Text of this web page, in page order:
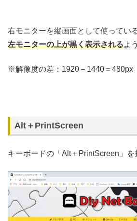
右モニターを縦画面として使ってい
左モニターの上が黒く表示されるよ
※解像度の差：1920－1440＝480px
Alt＋PrintScreen
キーボードの「Alt＋PrintScreen」を